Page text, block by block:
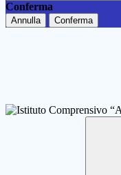
Conferma
Annulla Conferma